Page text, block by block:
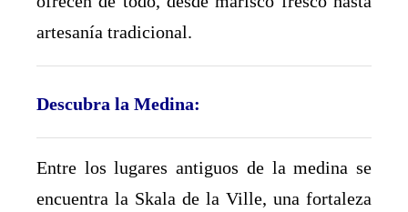
artesanía tradicional.
Descubra la Medina:
Entre los lugares antiguos de la medina se
encuentra la Skala de la Ville, una fortaleza